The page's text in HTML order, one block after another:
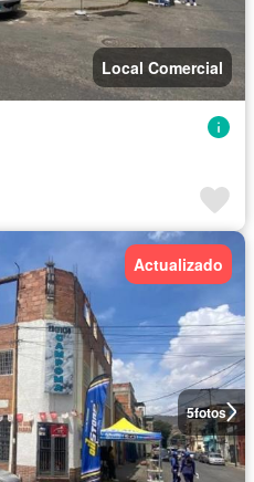
Local Comercial
5fotos
Actualizado